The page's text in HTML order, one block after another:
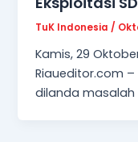
TuK Indonesia /
Kamis, 29
Riaueditor.com
dilanda masalah